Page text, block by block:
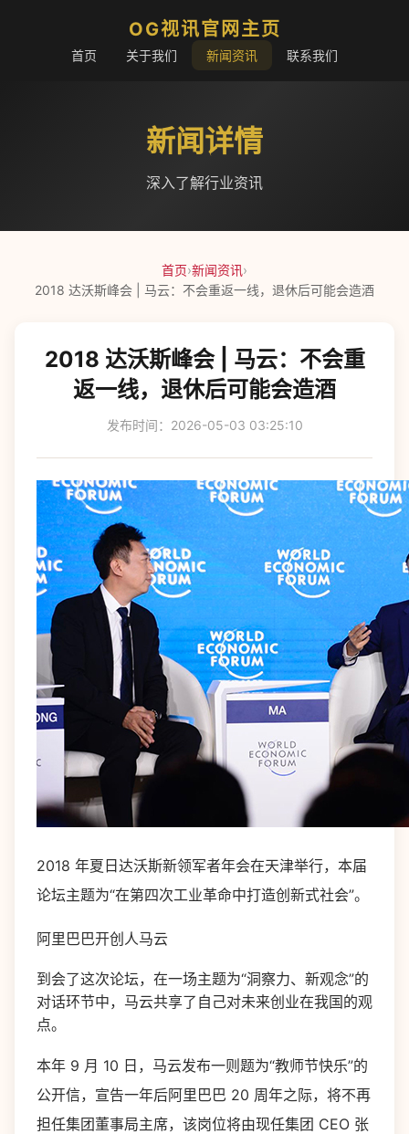
OG视讯官网主页
首页 关于我们 新闻资讯 联系我们
新闻详情
深入了解行业资讯
首页›新闻资讯›
2018 达沃斯峰会 | 马云：不会重返一线，退休后可能会造酒
2018 达沃斯峰会 | 马云：不会重
返一线，退休后可能会造酒
发布时间：2026-05-03 03:25:10
2018 年夏日达沃斯新领军者年会在天津举行，本届
论坛主题为“在第四次工业革命中打造创新式社会”。
阿里巴巴开创人马云
到会了这次论坛，在一场主题为“洞察力、新观念”的
对话环节中，马云共享了自己对未来创业在我国的观
点。
本年 9 月 10 日，马云发布一则题为“教师节快乐”的
公开信，宣告一年后阿里巴巴 20 周年之际，将不再
担任集团董事局主席，该岗位将由现任集团 CEO 张